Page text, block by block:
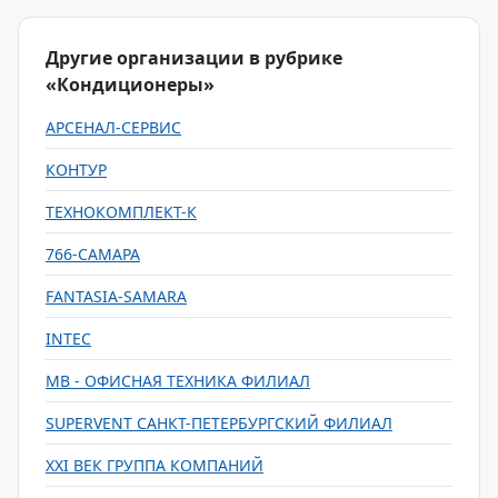
Другие организации в рубрике
«Кондиционеры»
АРСЕНАЛ-СЕРВИС
КОНТУР
ТЕХНОКОМПЛЕКТ-К
766-САМАРА
FANTASIA-SAMARA
INTEC
MB - ОФИСНАЯ ТЕХНИКА ФИЛИАЛ
SUPERVENT САНКТ-ПЕТЕРБУРГСКИЙ ФИЛИАЛ
XXI ВЕК ГРУППА КОМПАНИЙ